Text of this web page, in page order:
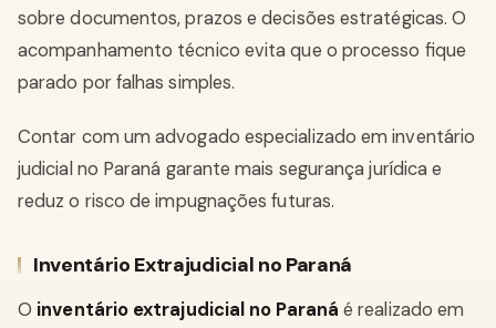
sobre documentos, prazos e decisões estratégicas. O
acompanhamento técnico evita que o processo fique
parado por falhas simples.
Contar com um advogado especializado em inventário
judicial no Paraná garante mais segurança jurídica e
reduz o risco de impugnações futuras.
Inventário Extrajudicial no Paraná
O inventário extrajudicial no Paraná é realizado em